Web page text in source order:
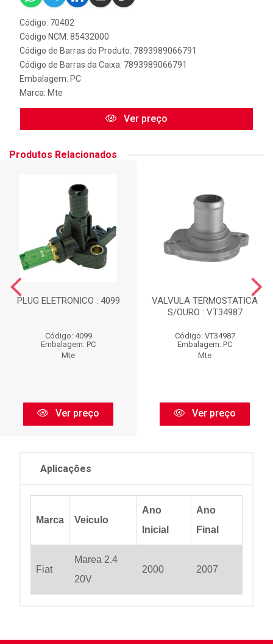
Código: 70402
Código NCM: 85432000
Código de Barras do Produto: 7893989066791
Código de Barras da Caixa: 7893989066791
Embalagem: PC
Marca: Mte
Ver preço
Produtos Relacionados
PLUG ELETRONICO : 4099
Código: 4099
Embalagem: PC
Mte
Ver preço
VALVULA TERMOSTATICA
S/OURO : VT34987
Código: VT34987
Embalagem: PC
Mte
Ver preço
Aplicações
Marca Veiculo
Ano
Inicial
Ano
Final
Fiat
Marea 2.4
20V
2000 2007